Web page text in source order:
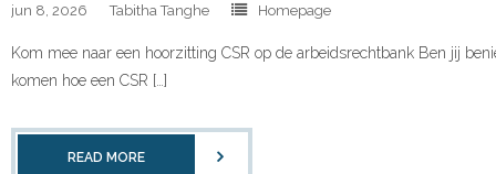
jun 8, 2026 Tabitha Tanghe Homepage
Kom mee naar een hoorzitting CSR op de arbeidsrechtbank Ben jij
komen hoe een CSR […]
READ MORE